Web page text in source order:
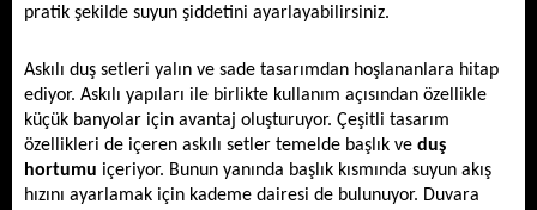
pratik şekilde suyun şiddetini ayarlayabilirsiniz.
Askılı duş setleri yalın ve sade tasarımdan hoşlananlara hitap
ediyor. Askılı yapıları ile birlikte kullanım açısından özellikle
küçük banyolar için avantaj oluşturuyor. Çeşitli tasarım
özellikleri de içeren askılı setler temelde başlık ve duş
hortumu içeriyor. Bunun yanında başlık kısmında suyun akış
hızını ayarlamak için kademe dairesi de bulunuyor. Duvara